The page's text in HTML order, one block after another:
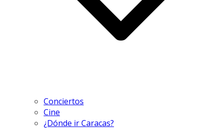
Conciertos
Cine
¿Dónde ir Caracas?